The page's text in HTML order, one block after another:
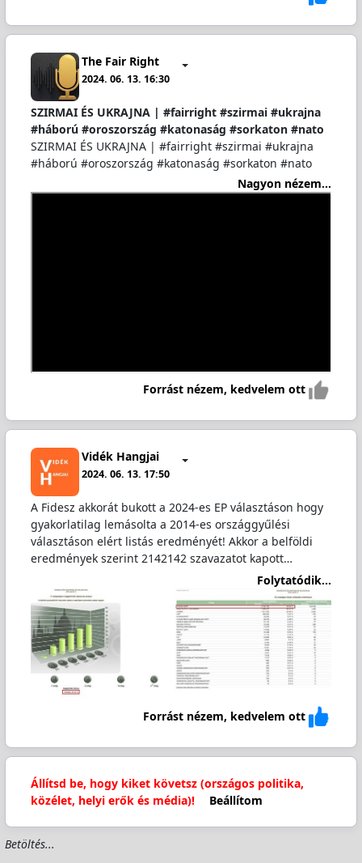
The Fair Right
2024. 06. 13. 16:30
SZIRMAI ÉS UKRAJNA | #fairright #szirmai #ukrajna
#háború #oroszország #katonaság #sorkaton #nato
SZIRMAI ÉS UKRAJNA | #fairright #szirmai #ukrajna
#háború #oroszország #katonaság #sorkaton #nato
Nagyon nézem...
Forrást nézem, kedvelem ott
Vidék Hangjai
2024. 06. 13. 17:50
A Fidesz akkorát bukott a 2024-es EP választáson hogy
gyakorlatilag lemásolta a 2014-es országgyűlési
választáson elért listás eredményét! Akkor a belföldi
eredmények szerint 2142142 szavazatot kapott…
Folytatódik...
Forrást nézem, kedvelem ott
Állítsd be, hogy kiket követsz (országos politika,
közélet, helyi erők és média)!
Beállítom
Betöltés...